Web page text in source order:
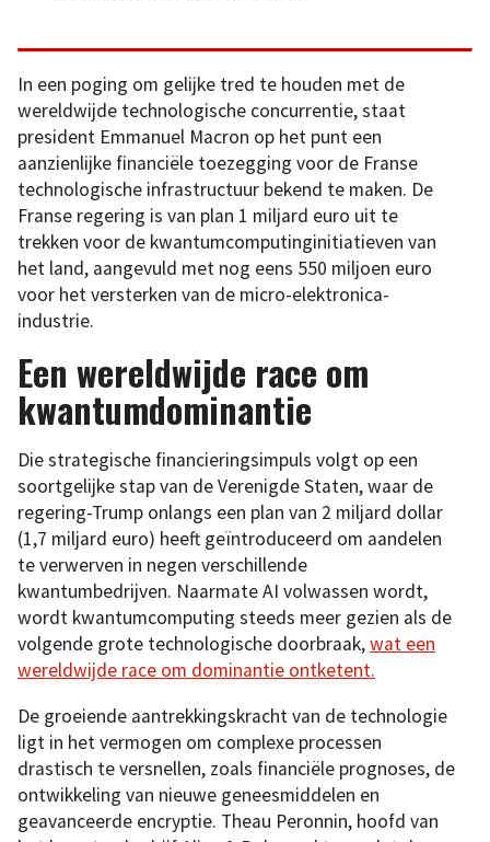
In een poging om gelijke tred te houden met de
wereldwijde technologische concurrentie, staat
president Emmanuel Macron op het punt een
aanzienlijke financiële toezegging voor de Franse
technologische infrastructuur bekend te maken. De
Franse regering is van plan 1 miljard euro uit te
trekken voor de kwantumcomputinginitiatieven van
het land, aangevuld met nog eens 550 miljoen euro
voor het versterken van de micro-elektronica-
industrie.
Een wereldwijde race om
kwantumdominantie
Die strategische financieringsimpuls volgt op een
soortgelijke stap van de Verenigde Staten, waar de
regering-Trump onlangs een plan van 2 miljard dollar
(1,7 miljard euro) heeft geïntroduceerd om aandelen
te verwerven in negen verschillende
kwantumbedrijven. Naarmate AI volwassen wordt,
wordt kwantumcomputing steeds meer gezien als de
volgende grote technologische doorbraak,wat een
wereldwijde race om dominantie ontketent.
De groeiende aantrekkingskracht van de technologie
ligt in het vermogen om complexe processen
drastisch te versnellen, zoals financiële prognoses, de
ontwikkeling van nieuwe geneesmiddelen en
geavanceerde encryptie. Theau Peronnin, hoofd van